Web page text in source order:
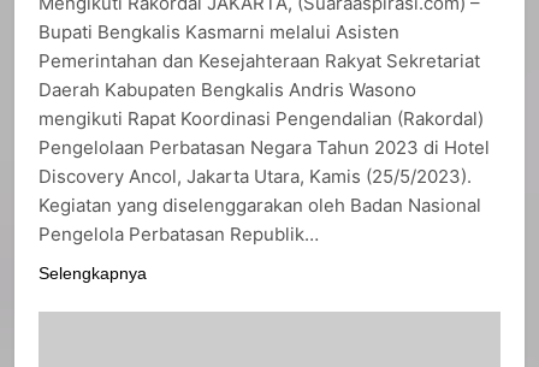
Bupati Bengkalis Kasmarni melalui Asisten
Pemerintahan dan Kesejahteraan Rakyat Sekretariat
Daerah Kabupaten Bengkalis Andris Wasono
mengikuti Rapat Koordinasi Pengendalian (Rakordal)
Pengelolaan Perbatasan Negara Tahun 2023 di Hotel
Discovery Ancol, Jakarta Utara, Kamis (25/5/2023).
Kegiatan yang diselenggarakan oleh Badan Nasional
Pengelola Perbatasan Republik…
Selengkapnya